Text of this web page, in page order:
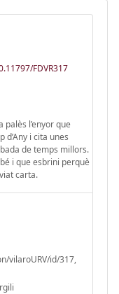
FDVR317
l’enyor que
i cita unes
de temps millors.
i que esbrini perquè
carta.
vilaroURV/id/317,